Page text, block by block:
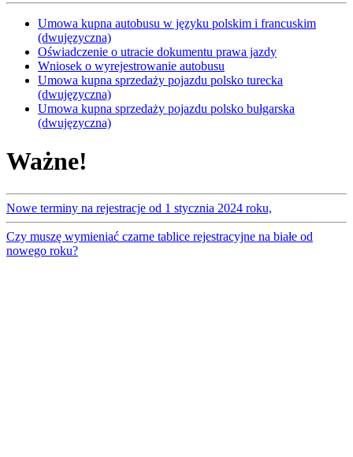
Umowa kupna autobusu w języku polskim i francuskim
(dwujęzyczna)
Oświadczenie o utracie dokumentu prawa jazdy
Wniosek o wyrejestrowanie autobusu
Umowa kupna sprzedaży pojazdu polsko turecka
(dwujęzyczna)
Umowa kupna sprzedaży pojazdu polsko bułgarska
(dwujęzyczna)
Ważne!
Nowe terminy na rejestracje od 1 stycznia 2024 roku,
Czy muszę wymieniać czarne tablice rejestracyjne na białe od
nowego roku?